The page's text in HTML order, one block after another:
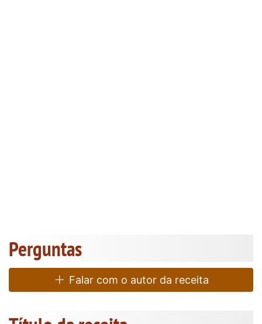
Perguntas
Falar com o autor da receita